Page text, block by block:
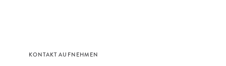
KONTAKT AUFNEHMEN